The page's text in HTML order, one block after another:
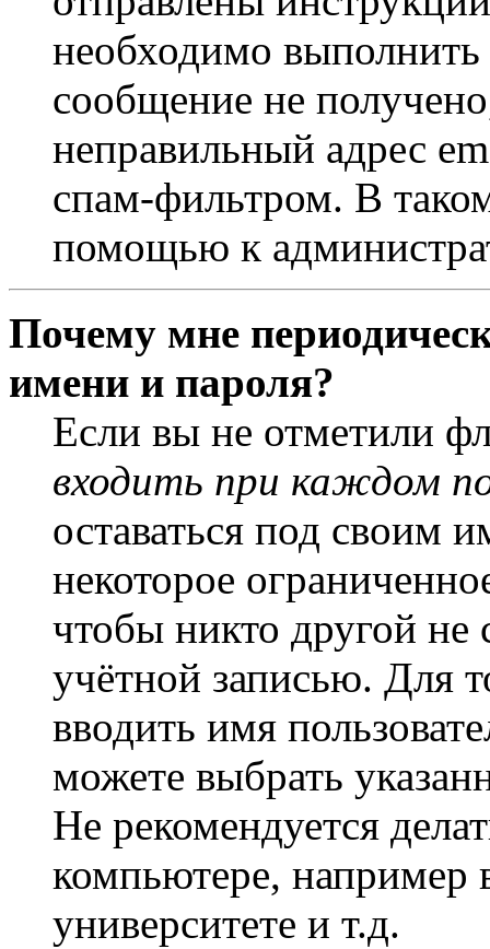
необходимо
сообщение не
неправильный адрес
спам-фильтром. В
помощью к
Почему мне
имени и пароля?
Если вы не отметили
входить при каждом
оставаться под своим
некоторое
чтобы никто другой не
учётной записью. Для
вводить имя
можете выбрать
Не рекомендуется
компьютере, например
университете и т.д.